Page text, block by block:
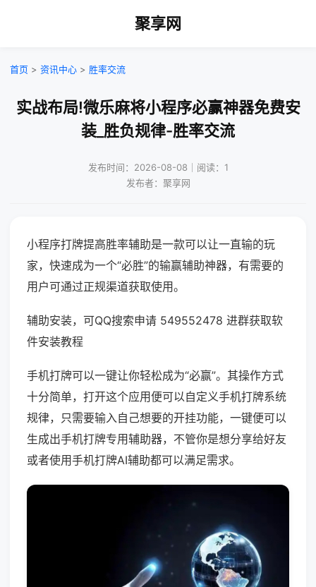
聚享网
首页 > 资讯中心 > 胜率交流
实战布局!微乐麻将小程序必赢神器免费安
装_胜负规律-胜率交流
发布时间：2026-08-08｜阅读：1
发布者：聚享网
小程序打牌提高胜率辅助是一款可以让一直输的玩
家，快速成为一个“必胜”的输赢辅助神器，有需要的
用户可通过正规渠道获取使用。
辅助安装，可QQ搜索申请 549552478 进群获取软
件安装教程
手机打牌可以一键让你轻松成为“必赢”。其操作方式
十分简单，打开这个应用便可以自定义手机打牌系统
规律，只需要输入自己想要的开挂功能，一键便可以
生成出手机打牌专用辅助器，不管你是想分享给好友
或者使用手机打牌AI辅助都可以满足需求。